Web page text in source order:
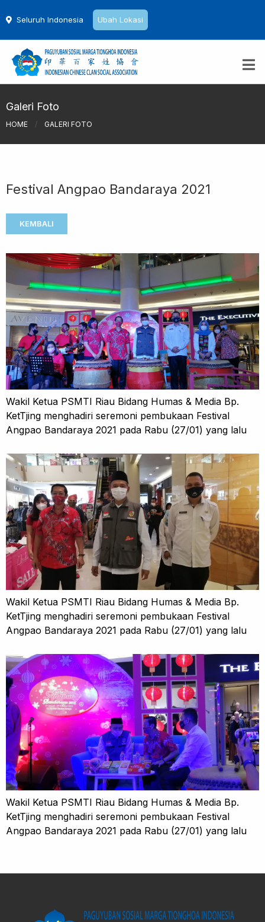
Seluruh Indonesia Ubah Lokasi
Galeri Foto
HOME / GALERI FOTO
Festival Angpao Bandaraya 2021
KEMBALI
Wakil Ketua PSMTI Riau Bidang Humas & Media Bp.
KetTjing menghadiri seremoni pembukaan Festival
Angpao Bandaraya 2021 pada Rabu (27/01) yang lalu
Wakil Ketua PSMTI Riau Bidang Humas & Media Bp.
KetTjing menghadiri seremoni pembukaan Festival
Angpao Bandaraya 2021 pada Rabu (27/01) yang lalu
Wakil Ketua PSMTI Riau Bidang Humas & Media Bp.
KetTjing menghadiri seremoni pembukaan Festival
Angpao Bandaraya 2021 pada Rabu (27/01) yang lalu